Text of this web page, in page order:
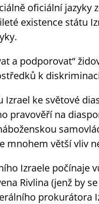
oficiální jazyky
existence státu
a podporovat“
k
Izrael ke světové
pravověří na
mnohem větší vliv
Izraele počínaje
Rivlina (jenž by
prokurátora